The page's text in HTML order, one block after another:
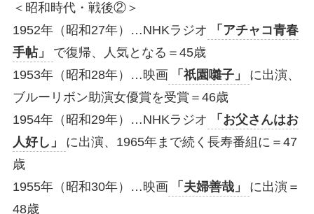
＜昭和時代・戦後②＞
1952年（昭和27年）…NHKラジオ
「アチャコ青春
手帖」
で復帰、人気となる＝45歳
1953年（昭和28年）…映画
「祇園囃子」
に出演、
ブルーリボン助演女優賞を受賞＝46歳
1954年（昭和29年）…NHKラジオ
「お父さんはお
人好し」
に出演、1965年まで続く長寿番組に＝47
歳
1955年（昭和30年）…映画
「夫婦善哉」
に出演＝
48歳